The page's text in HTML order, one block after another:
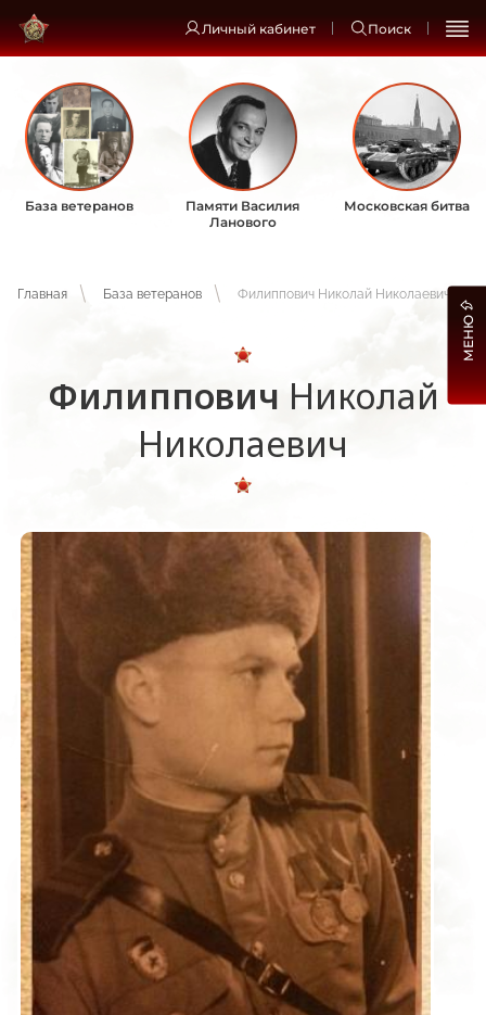
Личный кабинет Поиск
База ветеранов
Памяти Василия
Ланового
Московская битва
Главная База ветеранов Филиппович Николай Николаевич
Филиппович Николай
Николаевич
МЕНЮ